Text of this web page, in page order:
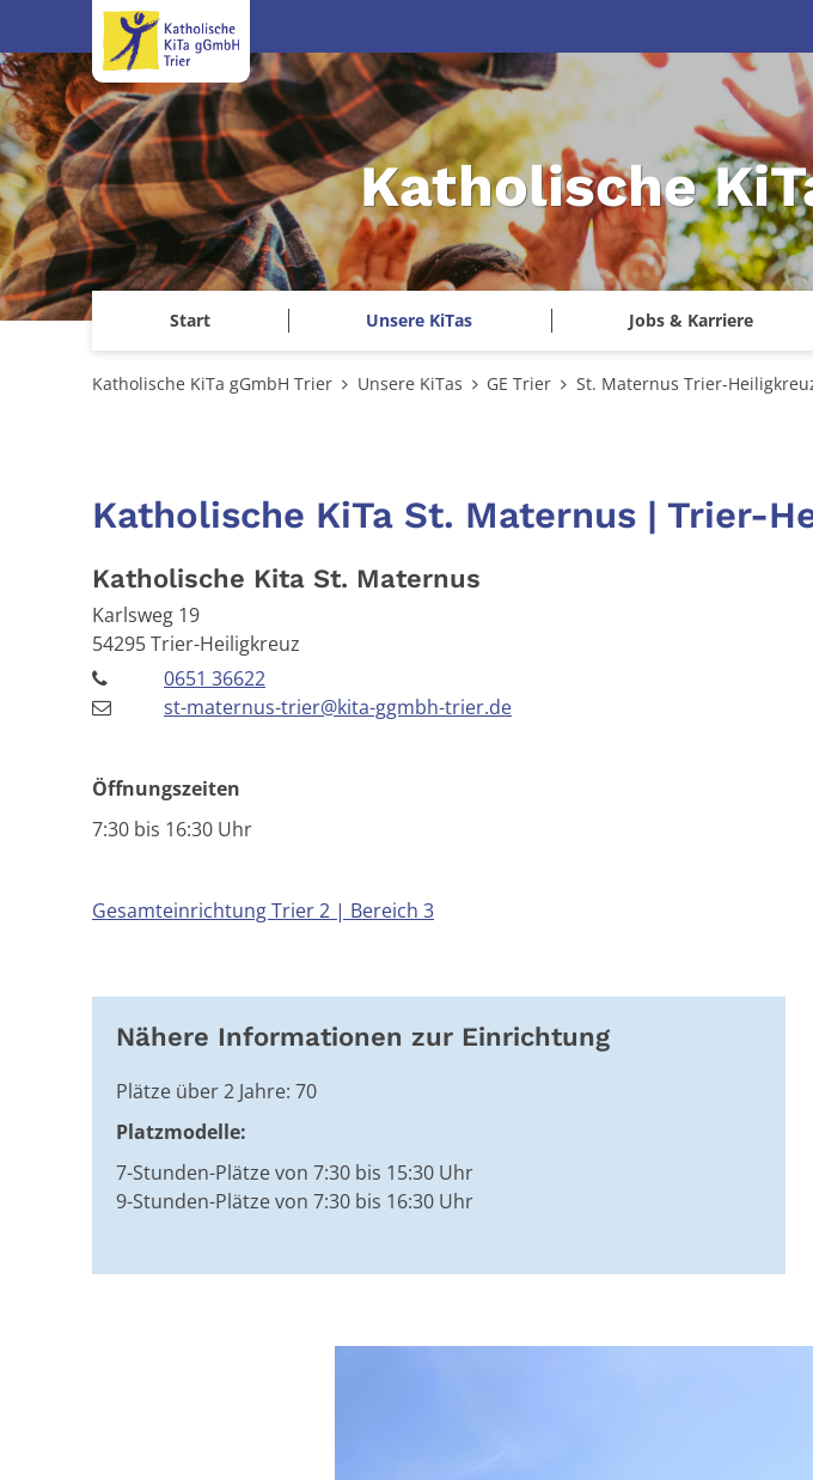
Zum Inhalt springen
Katholische
Start Unsere KiTas Jobs & Karriere
Katholische KiTa gGmbH Trier Unsere KiTas GE Trier St. Maternus Trier-
Katholische KiTa St. Maternus | Trier-
Katholische Kita St. Maternus
Karlsweg 19
54295Trier-Heiligkreuz
0651 36622
st-maternus-trier@kita-ggmbh-trier.de
Öffnungszeiten
7:30 bis 16:30 Uhr
Gesamteinrichtung Trier 2 | Bereich 3
Nähere Informationen zur Einrichtung
Plätze über 2 Jahre: 70
Platzmodelle:
7-Stunden-Plätze von 7:30 bis 15:30 Uhr
9-Stunden-Plätze von 7:30 bis 16:30 Uhr